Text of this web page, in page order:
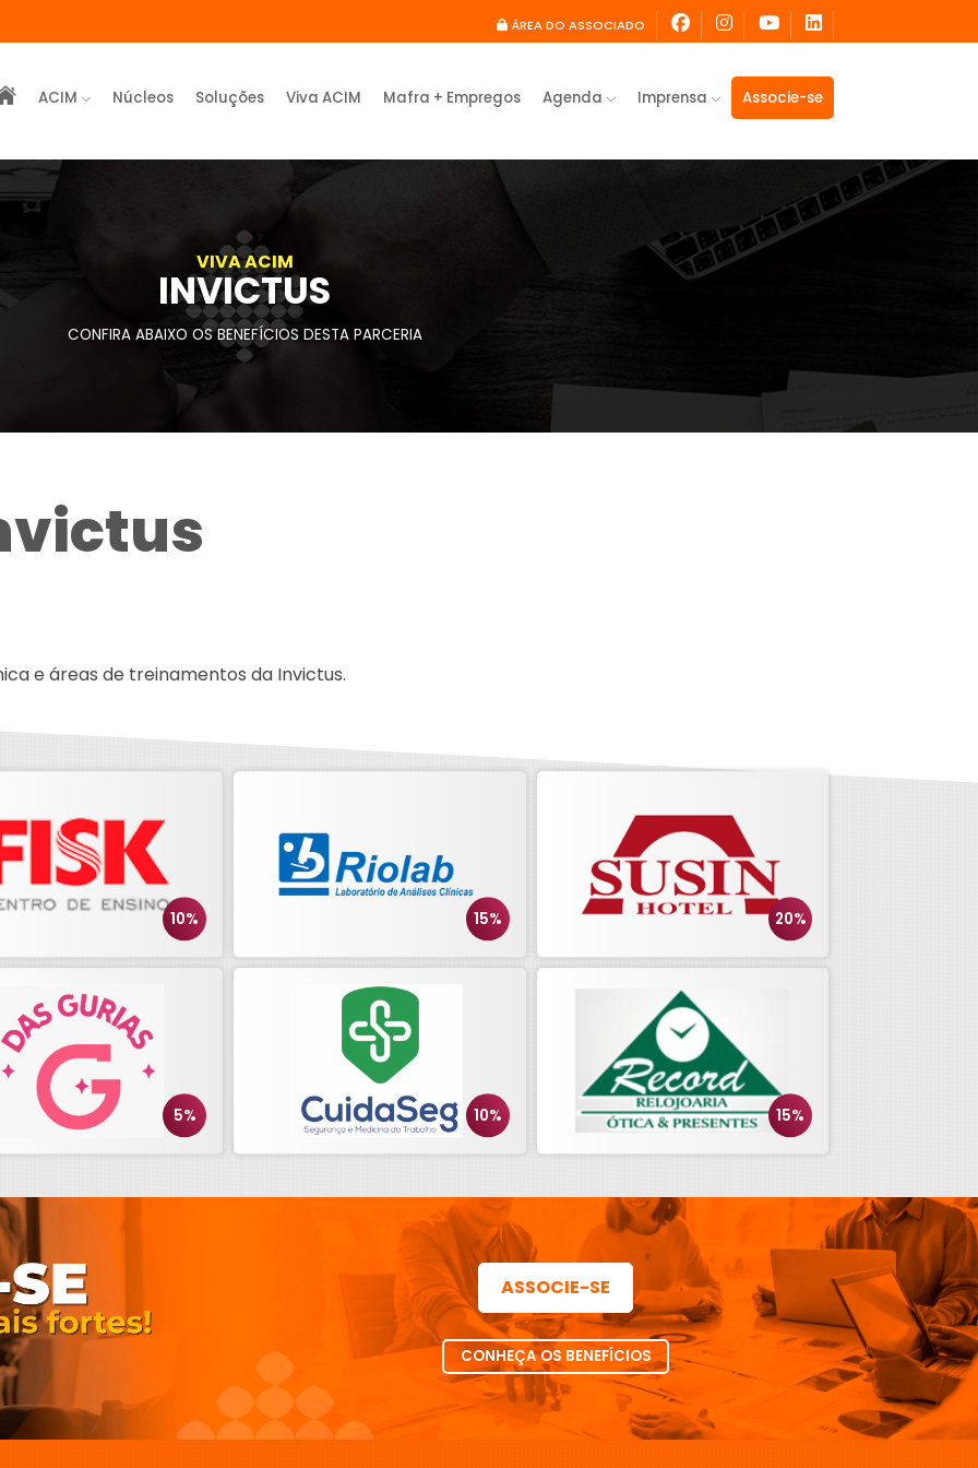
ÁREA DO ASSOCIADO
ACIM Núcleos Soluções Viva ACIM Mafra + Empregos Agenda Imprensa Associe-se
VIVA ACIM
INVICTUS
CONFIRA ABAIXO OS BENEFÍCIOS DESTA PARCERIA
e áreas de treinamentos da Invictus.
10% 15% 20%
5% 10% 15%
ASSOCIE-SE
CONHEÇA OS BENEFÍCIOS